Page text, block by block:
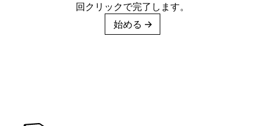
回クリックで完了します。
始める →